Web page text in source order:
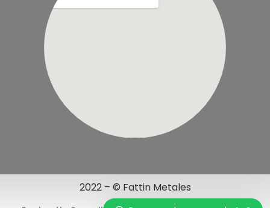
2022 – © Fattin Metales